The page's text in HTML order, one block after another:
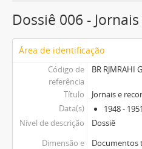
Dossiê 006 -
Área de identificação
Código de
referência
BR RJMRAHI
Título
Jornais e
Data(s)
1948 -
Nível de descrição
Dossiê
Dimensão e
Documentos